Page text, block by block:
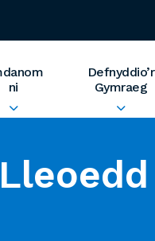
ni
Defnyddio’r
Gymraeg